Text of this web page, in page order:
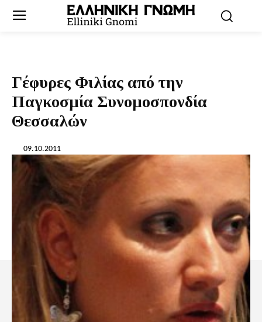
Γέφυρες Φιλίας από την
Παγκοσμία Συνομοσπονδία
Θεσσαλών
09.10.2011